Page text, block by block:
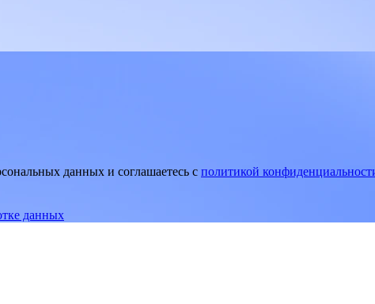
данных и соглашаетесь c политикой
данных